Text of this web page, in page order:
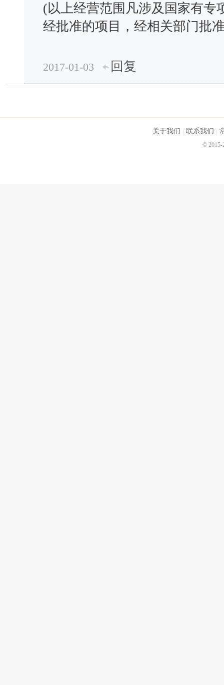
(以上经营范围凡涉及国家有专
经批准的项目，经相关部门批
2017-01-03 回复
关于我们 联系我们
© 2015-